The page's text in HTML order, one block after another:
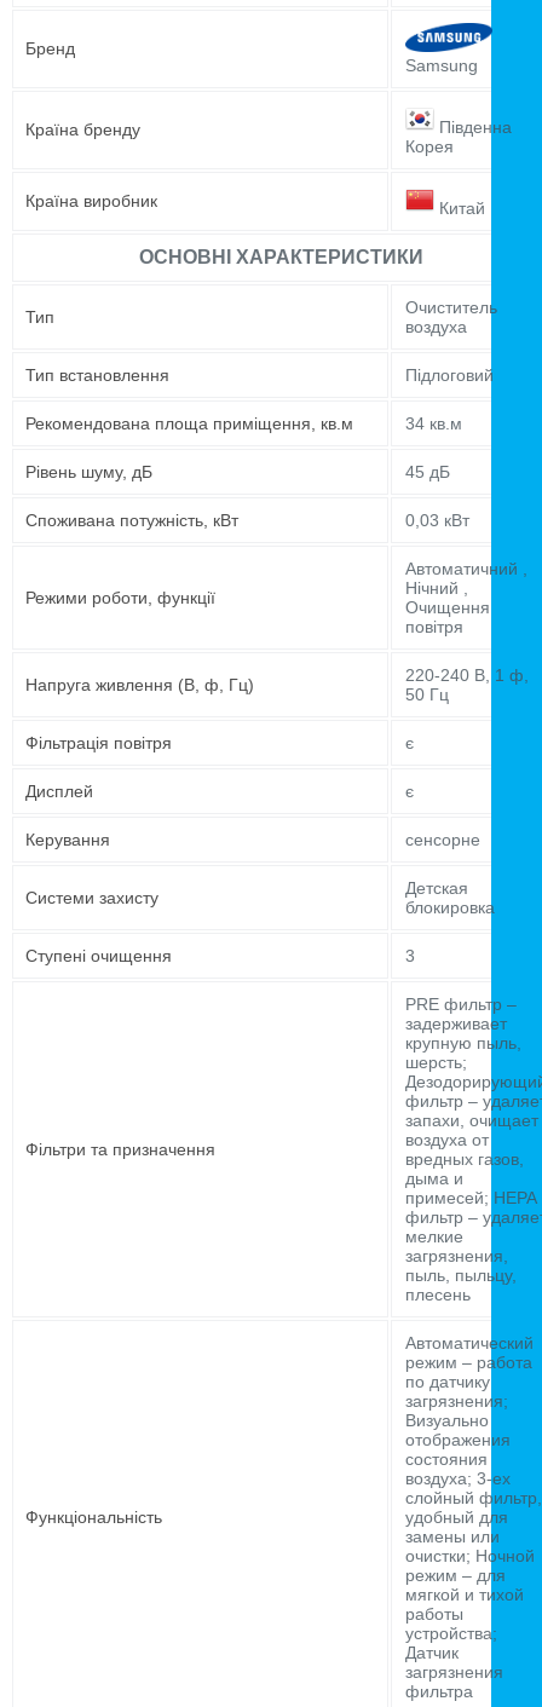
Бренд
Samsung
Країна бренду
Південна
Корея
Країна виробник Китай
ОСНОВНІ ХАРАКТЕРИСТИКИ
Тип
Очиститель
воздуха
Тип встановлення Підлоговий
Рекомендована площа приміщення, кв.м 34 кв.м
Рівень шуму, дБ 45 дБ
Споживана потужність, кВт 0,03 кВт
Режими роботи, функції
Автоматичний ,
Нічний ,
Очищення
повітря
Напруга живлення (В, ф, Гц)
220-240 В, 1 ф,
50 Гц
Фільтрація повітря є
Дисплей є
Керування сенсорне
Системи захисту
Детская
блокировка
Ступені очищення 3
Фільтри та призначення
PRE фильтр –
задерживает
крупную пыль,
шерсть;
фильтр –
запахи, очищает
воздуха от
вредных газов,
дыма и
примесей; HEPA
фильтр –
мелкие
загрязнения,
пыль, пыльцу,
плесень
Функціональність
Автоматический
режим – работа
по датчику
загрязнения;
Визуально
отображения
состояния
воздуха; 3-ех
слойный фильтр,
удобный для
замены или
очистки; Ночной
режим – для
мягкой и тихой
работы
устройства;
Датчик
загрязнения
фильтра